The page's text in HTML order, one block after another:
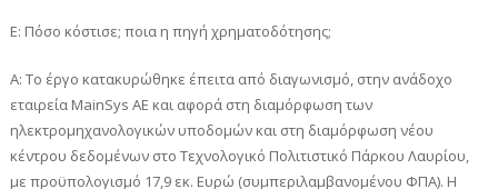
Ε: Πόσο κόστισε; ποια η πηγή χρηματοδότησης;
Α: Το έργο κατακυρώθηκε έπειτα από διαγωνισμό, στην ανάδοχο
εταιρεία ΜainSys ΑΕ και αφορά στη διαμόρφωση των
ηλεκτρομηχανολογικών υποδομών και στη διαμόρφωση νέου
κέντρου δεδομένων στο Τεχνολογικό Πολιτιστικό Πάρκου Λαυρίου,
με προϋπολογισμό 17,9 εκ. Ευρώ (συμπεριλαμβανομένου ΦΠΑ). Η